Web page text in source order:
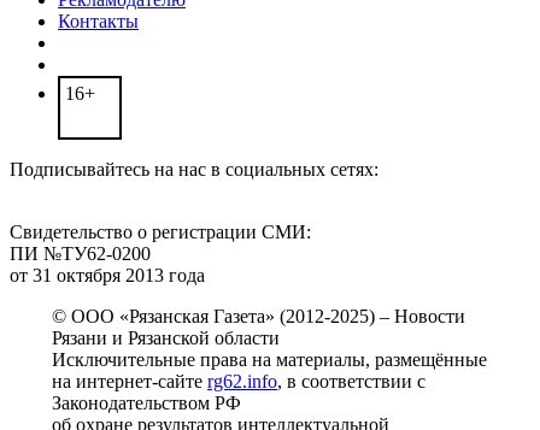
Контакты
16+
Подписывайтесь на нас в социальных сетях:
Свидетельство о регистрации СМИ:
ПИ №ТУ62-0200
от 31 октября 2013 года
© ООО «Рязанская Газета» (2012-2025) – Новости
Рязани и Рязанской области
Исключительные права на материалы, размещённые
на интернет-сайте rg62.info, в соответствии с
Законодательством РФ
об охране результатов интеллектуальной